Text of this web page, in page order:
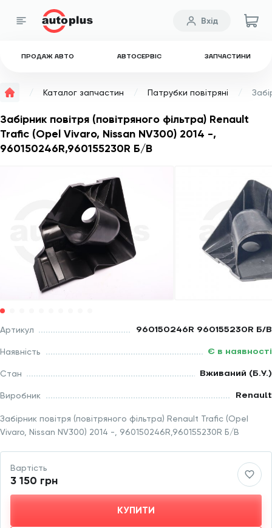
ПРОДАЖ АВТО АВТОСЕРВІС ЗАПЧАСТИНИ
Вхід
Каталог запчастин Патрубки повітряні
Забірник повітря (повітряного фільтра) Renault
Trafic (Opel Vivaro, Nissan NV300) 2014 -,
960150246R,960155230R Б/В
Забірник повітря (повітряного фільтра) Renault Trafic (Opel
Vivaro, Nissan NV300) 2014 -, 960150246R,960155230R Б/В
Артикул 960150246R 960155230R Б/В
Наявність Є в наявності
Стан Вживаний (Б.У.)
Виробник Renault
Вартість
3 150 грн
КУПИТИ